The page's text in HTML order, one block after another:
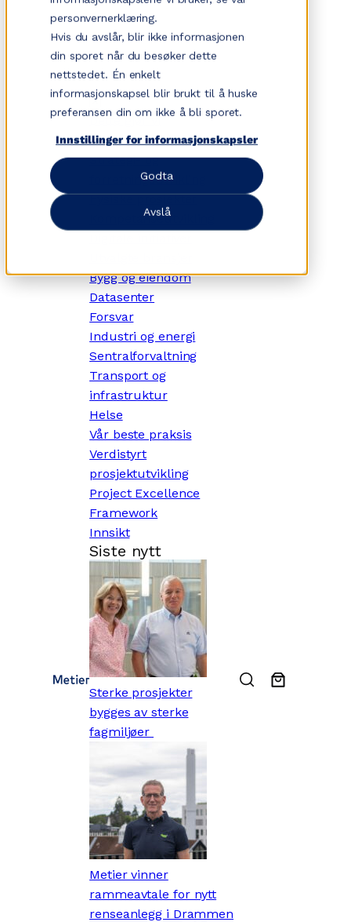
personvernerklæring.
Hvis du avslår, blir ikke informasjonen
din sporet når du besøker dette
nettstedet. Én enkelt
informasjonskapsel blir brukt til å huske
preferansen din om ikke å bli sporet.
Innstillinger for informasjonskapsler
Godta
Avslå
✕
Dette gjør vi
Tjenesteområder
Strategi- og
forretningsutvikling
Fysiske prosjekter
Kompetanseutvikling
Bygg og eiendom
Datasenter
Forsvar
Industri og energi
Sentralforvaltning
Transport og
infrastruktur
Helse
Vår beste praksis
Verdistyrt
prosjektutvikling
Project Excellence
Framework
Innsikt
Siste nytt
Sterke prosjekter
bygges av sterke
fagmiljøer
Metier vinner
rammeavtale for nytt
renseanlegg i Drammen